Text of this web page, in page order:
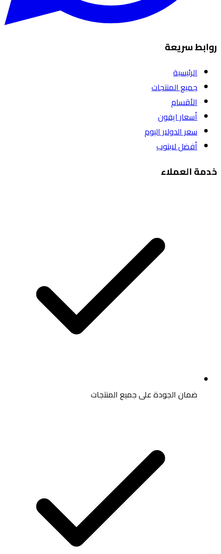
روابط سريعة
الرئيسية
جميع المنتجات
الأقسام
أسعار ايفون
سعر الدولار اليوم
أفضل لابتوب
خدمة العملاء
ضمان الجودة على جميع المنتجات